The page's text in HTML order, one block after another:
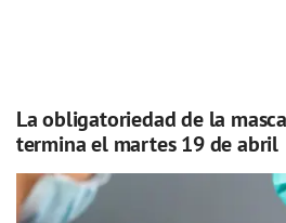
La obligatoriedad de la
termina el martes 19 de abril